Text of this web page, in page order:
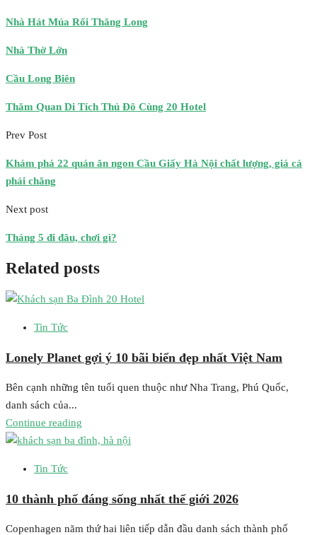
Nhà Hát Múa Rối Thăng Long
Nhà Thờ Lớn
Cầu Long Biên
Thăm Quan Di Tích Thủ Đô Cùng 20 Hotel
Prev Post
Khám phá 22 quán ăn ngon Cầu Giấy Hà Nội chất lượng, giá cả
phải chăng
Next post
Tháng 5 đi đâu, chơi gì?
Related posts
Tin Tức
Lonely Planet gợi ý 10 bãi biển đẹp nhất Việt Nam
Bên cạnh những tên tuổi quen thuộc như Nha Trang, Phú Quốc,
danh sách của...
Continue reading
Tin Tức
10 thành phố đáng sống nhất thế giới 2026
Copenhagen năm thứ hai liên tiếp dẫn đầu danh sách thành phố